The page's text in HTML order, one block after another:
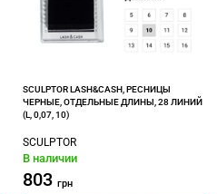
SCULPTOR LASH&CASH, РЕСНИЦЫ
ЧЕРНЫЕ, ОТДЕЛЬНЫЕ ДЛИНЫ, 28 ЛИНИЙ
(L, 0,07, 10)
SCULPTOR
В наличии
803 грн